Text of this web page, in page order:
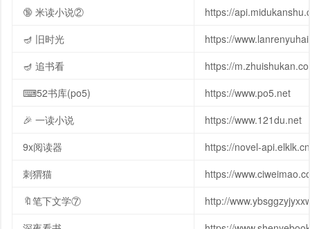
🔞 米读小说②
https://
🪔️ 旧时光
https://
🪔️ 追书看
https://
⌨52书库(po5)
https://www.po5.net
🎉 一读小说
https://www.121du.net
9x阅读器
https://novel-
刺猬猫
https://
🔖笔下文学⑦
http://